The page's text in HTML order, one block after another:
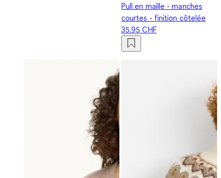
Pull en maille - manches
courtes - finition côtelée
35.95 CHF